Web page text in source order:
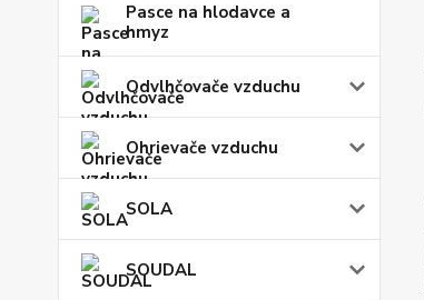
Pasce na hlodavce a
hmyz
Odvlhčovače vzduchu
Ohrievače vzduchu
SOLA
SOUDAL